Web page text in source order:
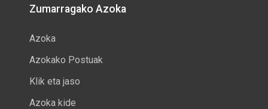
Zumarragako Azoka
Azoka
Azokako Postuak
Klik eta jaso
Azoka kide